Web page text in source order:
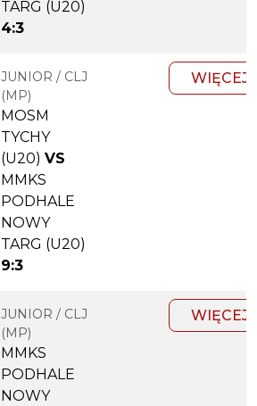
TARG (U20)
4:3
JUNIOR / CLJ
(MP)
MOSM
TYCHY
(U20) VS
MMKS
PODHALE
NOWY
TARG (U20)
9:3
WIĘCEJ
JUNIOR / CLJ
(MP)
MMKS
PODHALE
NOWY
WIĘCEJ